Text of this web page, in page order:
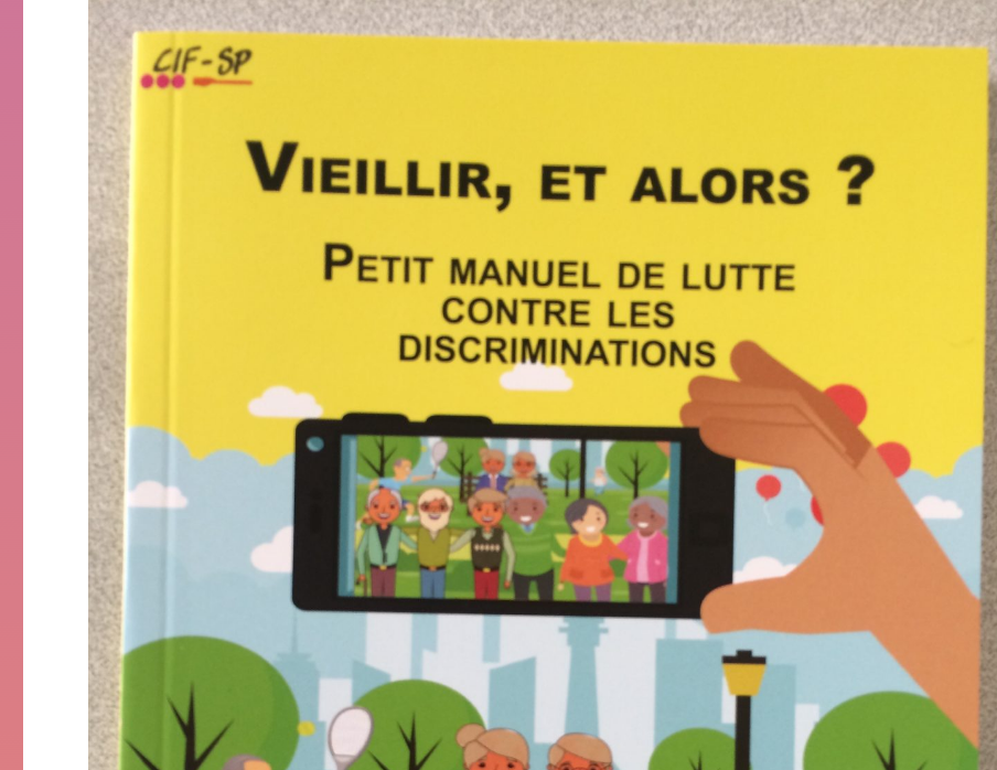
de
sensibilisation